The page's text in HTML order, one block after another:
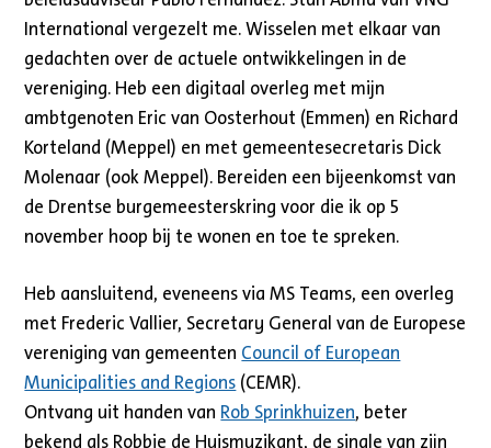
International vergezelt me. Wisselen met elkaar van
gedachten over de actuele ontwikkelingen in de
vereniging. Heb een digitaal overleg met mijn
ambtgenoten Eric van Oosterhout (Emmen) en Richard
Korteland (Meppel) en met gemeentesecretaris Dick
Molenaar (ook Meppel). Bereiden een bijeenkomst van
de Drentse burgemeesterskring voor die ik op 5
november hoop bij te wonen en toe te spreken.
Heb aansluitend, eveneens via MS Teams, een overleg
met Frederic Vallier, Secretary General van de Europese
vereniging van gemeenten Council of European
Municipalities and Regions (CEMR).
Ontvang uit handen van Rob Sprinkhuizen, beter
bekend als Robbie de Huismuzikant, de single van zijn